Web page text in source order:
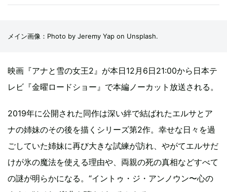
メイン画像：Photo by Jeremy Yap on Unsplash.
映画『アナと雪の女王2』が本日12月6日21:00から日本テ
レビ『金曜ロードショー』で本編ノーカット放送される。
2019年に公開された同作は深い絆で結ばれたエルサとア
ナの姉妹のその後を描くシリーズ第2作。幸せな日々を過
ごしていた姉妹に再び大きな試練が訪れ、やがてエルサだ
けが氷の魔法を使える理由や、両親の死の真相などすべて
の謎が明らかになる。“イントゥ・ジ・アンノウン〜心の